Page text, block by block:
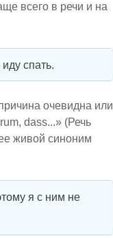
всего в речи и на
спать.
очевидна или
dass...» (Речь
живой синоним
я с ним не